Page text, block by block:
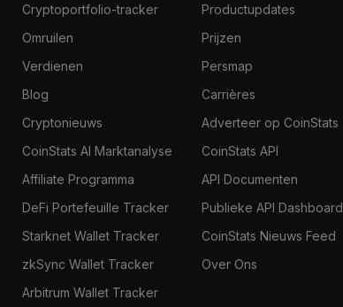
Cryptoportfolio-tracker
Omruilen
Verdienen
Blog
Cryptonieuws
CoinStats AI Marktanalyse
Affiliate Programma
DeFi Portefeuille Tracker
Starknet Wallet Tracker
zkSync Wallet Tracker
Arbitrum Wallet Tracker
Productupdates
Prijzen
Persmap
Carrières
Adverteer op CoinStats
CoinStats API
API Documenten
Publieke API Dashboard
CoinStats Nieuws Feed
Over Ons